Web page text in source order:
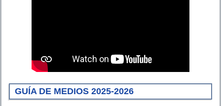
GUÍA DE MEDIOS 2025-2026